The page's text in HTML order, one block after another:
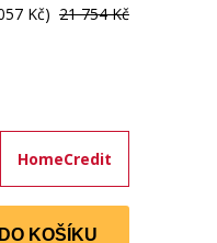
Kč) 21 754 Kč
HomeCredit
DO KOŠÍKU